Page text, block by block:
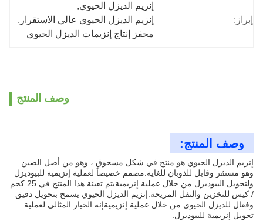
إبراز:
إنزيم الديزل الحيوي,
إنزيم الديزل الحيوي عالي الاستقرار ,
محفز إنتاج إنزيمات الديزل الحيوي
وصف المنتج
وصف المنتج:
إنزيم الديزل الحيوي هو منتج في شكل مسحوق ، وهو من أصل الصين
وهو مستقر وقابل للذوبان للغاية.مصمم خصيصاً لعملية إنزيمية للبيوديزل
ولتحويل البيوديزل من خلال عملية إنزيميةيتم تعبئة هذا المنتج في 25 كجم
/ كيس للتخزين والنقل المريحة.إنزيم الديزل الحيوي يسمح بتحويل دقيق
وفعال للديزل الحيوي من خلال عملية إنزيميةإنه الخيار المثالي لعملية
تحويل إنزيمية للبيوديزل.